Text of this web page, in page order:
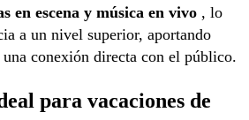
en escena y música en vivo , lo
a un nivel superior, aportando
conexión directa con el público.
para vacaciones de